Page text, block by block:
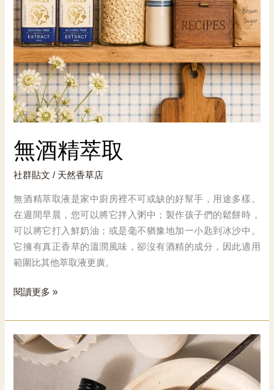
無酒精萃取
社群貼文 / 天然香草店
無酒精萃取液是家中廚房裡不可或缺的好幫手，用途多樣。
在週間早晨，您可以將它拌入粥中；製作孩子們的鬆餅時，
可以將它打入鮮奶油；或是毫不猶豫地加一小匙到冰沙中。
它擁有真正香草的溫潤風味，卻沒有酒精的成分，因此適用
範圍比其他萃取液更廣。
無
精
萃
取
閱讀更多 »